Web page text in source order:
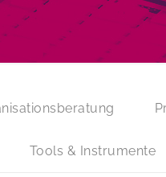
Tools & Instrumente